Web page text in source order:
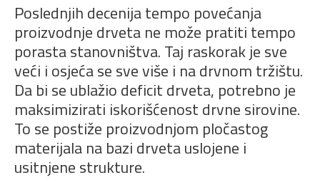
Poslednjih decenija tempo povećanja
proizvodnje drveta ne može pratiti tempo
porasta stanovništva. Taj raskorak je sve
veći i osjeća se sve više i na drvnom tržištu.
Da bi se ublažio deficit drveta, potrebno je
maksimizirati iskorišćenost drvne sirovine.
To se postiže proizvodnjom pločastog
materijala na bazi drveta uslojene i
usitnjene strukture.